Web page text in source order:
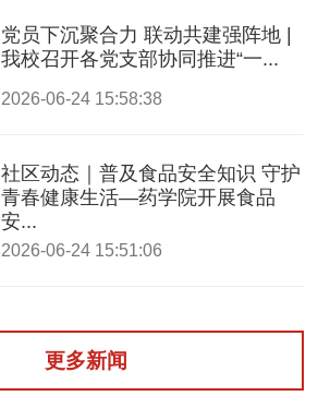
党员下沉聚合力 联动共建强阵地 |
我校召开各党支部协同推进“一...
2026-06-24 15:58:38
社区动态｜普及食品安全知识 守护
青春健康生活—药学院开展食品
安...
2026-06-24 15:51:06
更多新闻